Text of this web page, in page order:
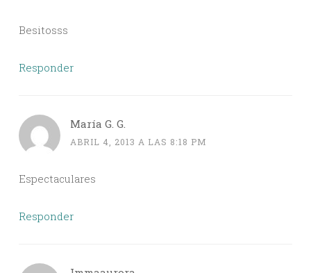
Besitosss
Responder
María G. G.
ABRIL 4, 2013 A LAS 8:18 PM
Espectaculares
Responder